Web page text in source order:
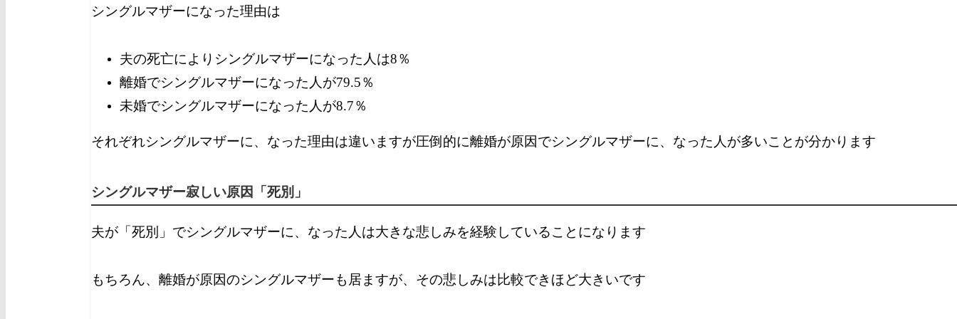
シングルマザーになった理由は
夫の死亡によりシングルマザーになった人は8％
離婚でシングルマザーになった人が79.5％
未婚でシングルマザーになった人が8.7％
それぞれシングルマザーに、なった理由は違いますが圧倒的に離婚が原因でシングルマザーに、なった人が多いことが分かります
シングルマザー寂しい原因「死別」
夫が「死別」でシングルマザーに、なった人は大きな悲しみを経験していることになります
もちろん、離婚が原因のシングルマザーも居ますが、その悲しみは比較できほど大きいです